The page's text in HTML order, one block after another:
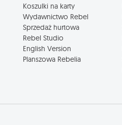
Koszulki na karty
Wydawnictwo Rebel
Sprzedaż hurtowa
Rebel Studio
English Version
Planszowa Rebelia